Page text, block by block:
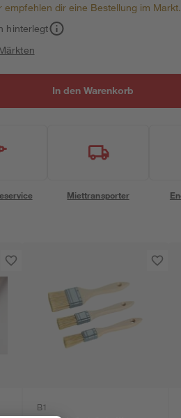
empfehlen dir eine Bestellung im Markt.
hinterlegt
In den Warenkorb
Miettransporter
B1